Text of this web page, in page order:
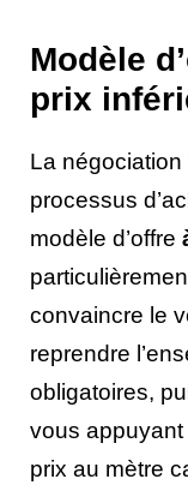
Modèle
prix
La négociation
processus
modèle d’offre
convaincre le
reprendre
obligatoires,
vous
prix au mètre